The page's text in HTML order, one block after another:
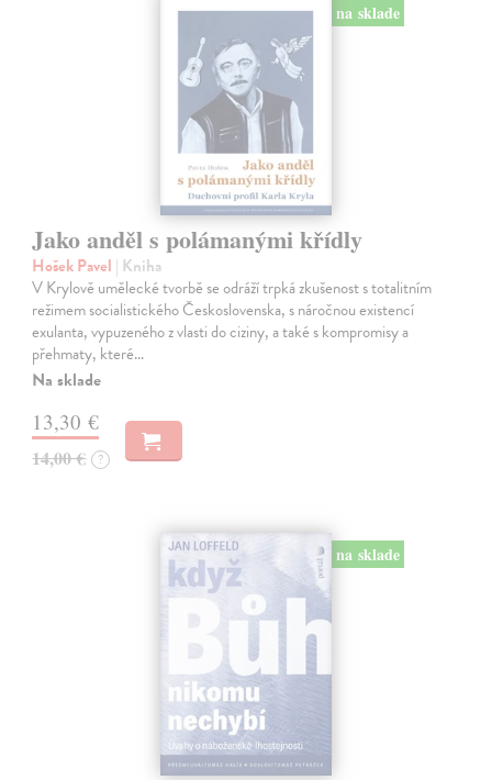
na sklade
Jako anděl s polámanými křídly
Hošek Pavel | Kniha
V Krylově umělecké tvorbě se odráží trpká zkušenost s totalitním
režimem socialistického Československa, s náročnou existencí
exulanta, vypuzeného z vlasti do ciziny, a také s kompromisy a
přehmaty, které…
Na sklade
13,30 €
14,00 € ?
na sklade